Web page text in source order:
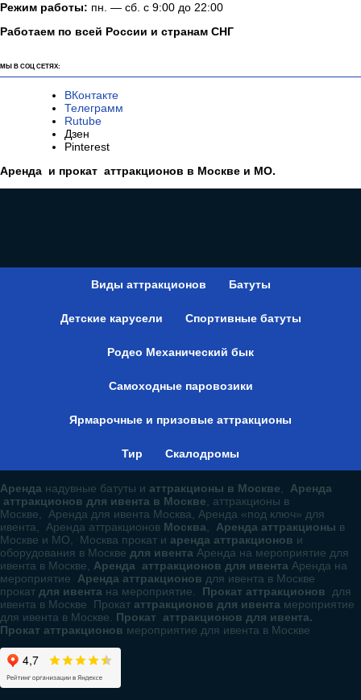
Режим работы: пн. — сб. с 9:00 до 22:00
Работаем по всей России и странам СНГ
МЫ В СОЦ СЕТЯХ:
ВКонтакте
Телеграмм
Rutube
Дзен
Pinterest
Аренда и прокат аттракционов в Москве и МО.
Виды аттракционов Батуты
Детские карусели Спортивные батуты
Родео Механический бык
Самоходные паровозики
Ярмарочные и призовые аттракционы
Тир Скалодромы
Аренда надувные батуты и аттракционы в Москве, Аренда
аттракционов для ивента в Москве, аттракционы в
Москве, Аренда для ивента Москва, Аренда «под ключ» для
ивента, Аренда аттракционов Москва, Аренда аттракционы в
Москве и МО, Москва прокат и аренда аттракционов и
оборудования в Москве для ивента Аренда на мероприятие для
ивента в Москве, Аренда аттракционов для ивента Аренда на
мероприятие Аренда аттракционов для ивента в Москве
прокат для ивента на мероприятие. Прокат аттракционов для
ивента в Москве Прокат аттракционов для ивента мероприятие
для ивента в Москве. Прокат аттракционов для ивента.
Прокат аттракционов мероприятие для ивента в Москве